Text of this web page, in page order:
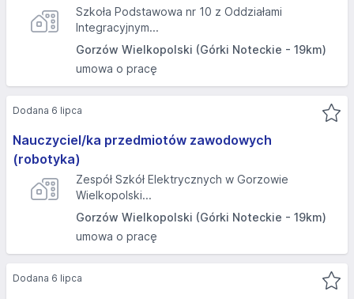
Szkoła Podstawowa nr 10 z Oddziałami
Integracyjnym...
Gorzów Wielkopolski (Górki Noteckie - 19km)
umowa o pracę
Nauczyciel/ka przedmiotów zawodowych
(robotyka)
Zespół Szkół Elektrycznych w Gorzowie
Wielkopolski...
Gorzów Wielkopolski (Górki Noteckie - 19km)
umowa o pracę
Dodana 6 lipca
Dodana 6 lipca